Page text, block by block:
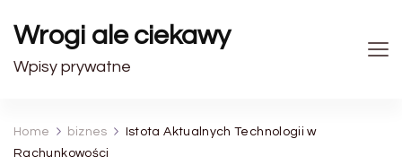
Wrogi ale ciekawy
Wpisy prywatne
Home biznes
Istota Aktualnych Technologii w
Rachunkowości